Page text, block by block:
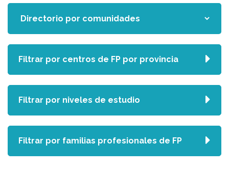
Filtrar por centros de FP por provincia
Filtrar por niveles de estudio
Filtrar por familias profesionales de FP